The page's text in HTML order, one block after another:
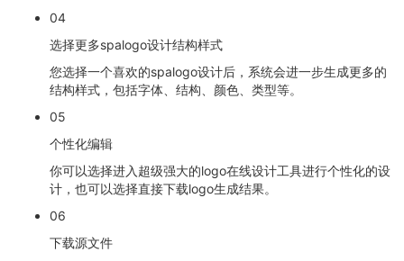
04
选择更多spalogo设计结构样式
您选择一个喜欢的spalogo设计后，系统会进一步生成更多的
结构样式，包括字体、结构、颜色、类型等。
05
个性化编辑
你可以选择进入超级强大的logo在线设计工具进行个性化的设
计，也可以选择直接下载logo生成结果。
06
下载源文件